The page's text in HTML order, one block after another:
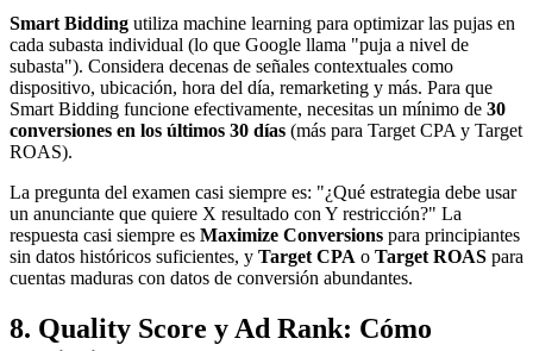
Smart Bidding utiliza machine learning para optimizar las pujas en
cada subasta individual (lo que Google llama "puja a nivel de
subasta"). Considera decenas de señales contextuales como
dispositivo, ubicación, hora del día, remarketing y más. Para que
Smart Bidding funcione efectivamente, necesitas un mínimo de 30
conversiones en los últimos 30 días (más para Target CPA y Target
ROAS).
La pregunta del examen casi siempre es: "¿Qué estrategia debe usar
un anunciante que quiere X resultado con Y restricción?" La
respuesta casi siempre es Maximize Conversions para principiantes
sin datos históricos suficientes, y Target CPA o Target ROAS para
cuentas maduras con datos de conversión abundantes.
8. Quality Score y Ad Rank: Cómo